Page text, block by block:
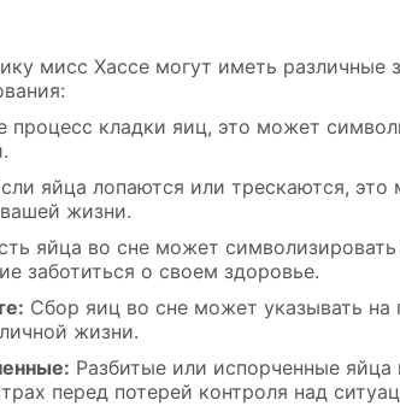
мисс Хассе могут иметь различные
процесс кладки яиц, это может
яйца лопаются или трескаются,
жизни.
яйца во сне может
заботиться о своем здоровье.
Сбор яиц во сне может указывать
жизни.
Разбитые или испорченные
перед потерей контроля над